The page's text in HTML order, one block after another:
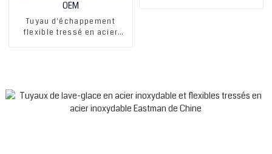
Tuyau d'échappement
flexible tressé en acier
Factory OEM